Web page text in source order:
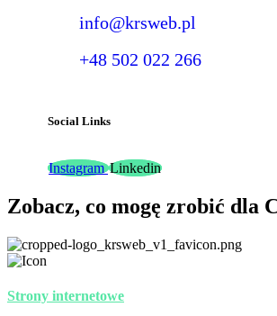
info@krsweb.pl
+48 502 022 266
Social Links
Instagram Linkedin
Zobacz, co mogę zrobić dla
Strony internetowe